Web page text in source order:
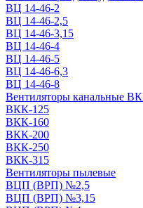
ВЦ 14-46-2
ВЦ 14-46-2,5
ВЦ 14-46-3,15
ВЦ 14-46-4
ВЦ 14-46-5
ВЦ 14-46-6,3
ВЦ 14-46-8
Вентиляторы канальные
ВКК-125
ВКК-160
ВКК-200
ВКК-250
ВКК-315
Вентиляторы пылевые
ВЦП (ВРП) №2,5
ВЦП (ВРП) №3,15